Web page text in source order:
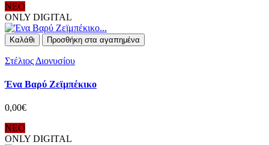
ΝΕΟ
ONLY DIGITAL
Καλάθι Προσθήκη στα αγαπημένα
Στέλιος Διονυσίου
Ένα Βαρύ Ζεϊμπέκικο
0,00€
ΝΕΟ
ONLY DIGITAL